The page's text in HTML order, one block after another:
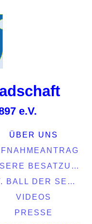
chaft
e.V.
ÜBER UNS
UNSERE BESATZUNG
INT. BALL DER SEEFAHRT 2022
VIDEOS
PRESSE